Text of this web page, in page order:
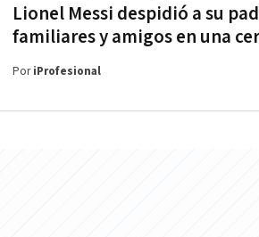
Lionel Messi despidió a su
familiares y amigos en una
PoriProfesional